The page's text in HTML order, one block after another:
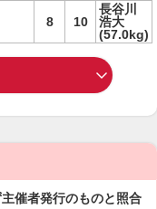
8 10
長谷川
浩大
(57.0kg)
催者発行のものと照合